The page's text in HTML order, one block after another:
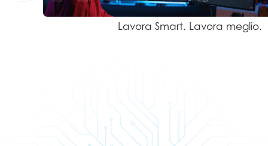
Lavora Smart. Lavora meglio.